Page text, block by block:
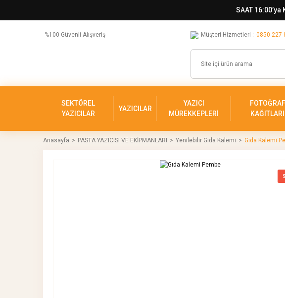
SAAT 16:00’ya
%100 Güvenli Alışveriş Müşteri Hizmetleri : 0850 227
SEKTÖREL
YAZICILAR
YAZICILAR
YAZICI
MÜREKKEPLERİ
FOTOĞRAF
KAĞITLARI
Anasayfa PASTA YAZICISI VE EKİPMANLARI Yenilebilir Gıda Kalemi Gıda Kalemi